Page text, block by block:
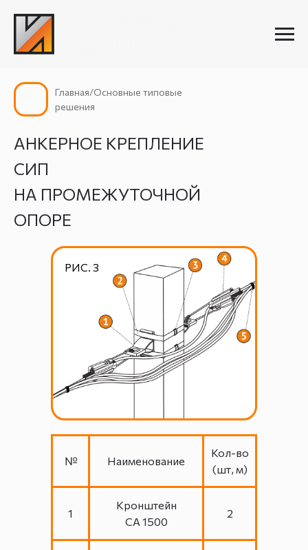
АНКЕРНОЕ КРЕПЛЕНИЕ
СИП
НА ПРОМЕЖУТОЧНОЙ
ОПОРЕ
Главная/Основные типовые
решения
РИС. 3
1
№
Кронштейн
СА 1500
Наименование
2
Кол-во
(шт, м)